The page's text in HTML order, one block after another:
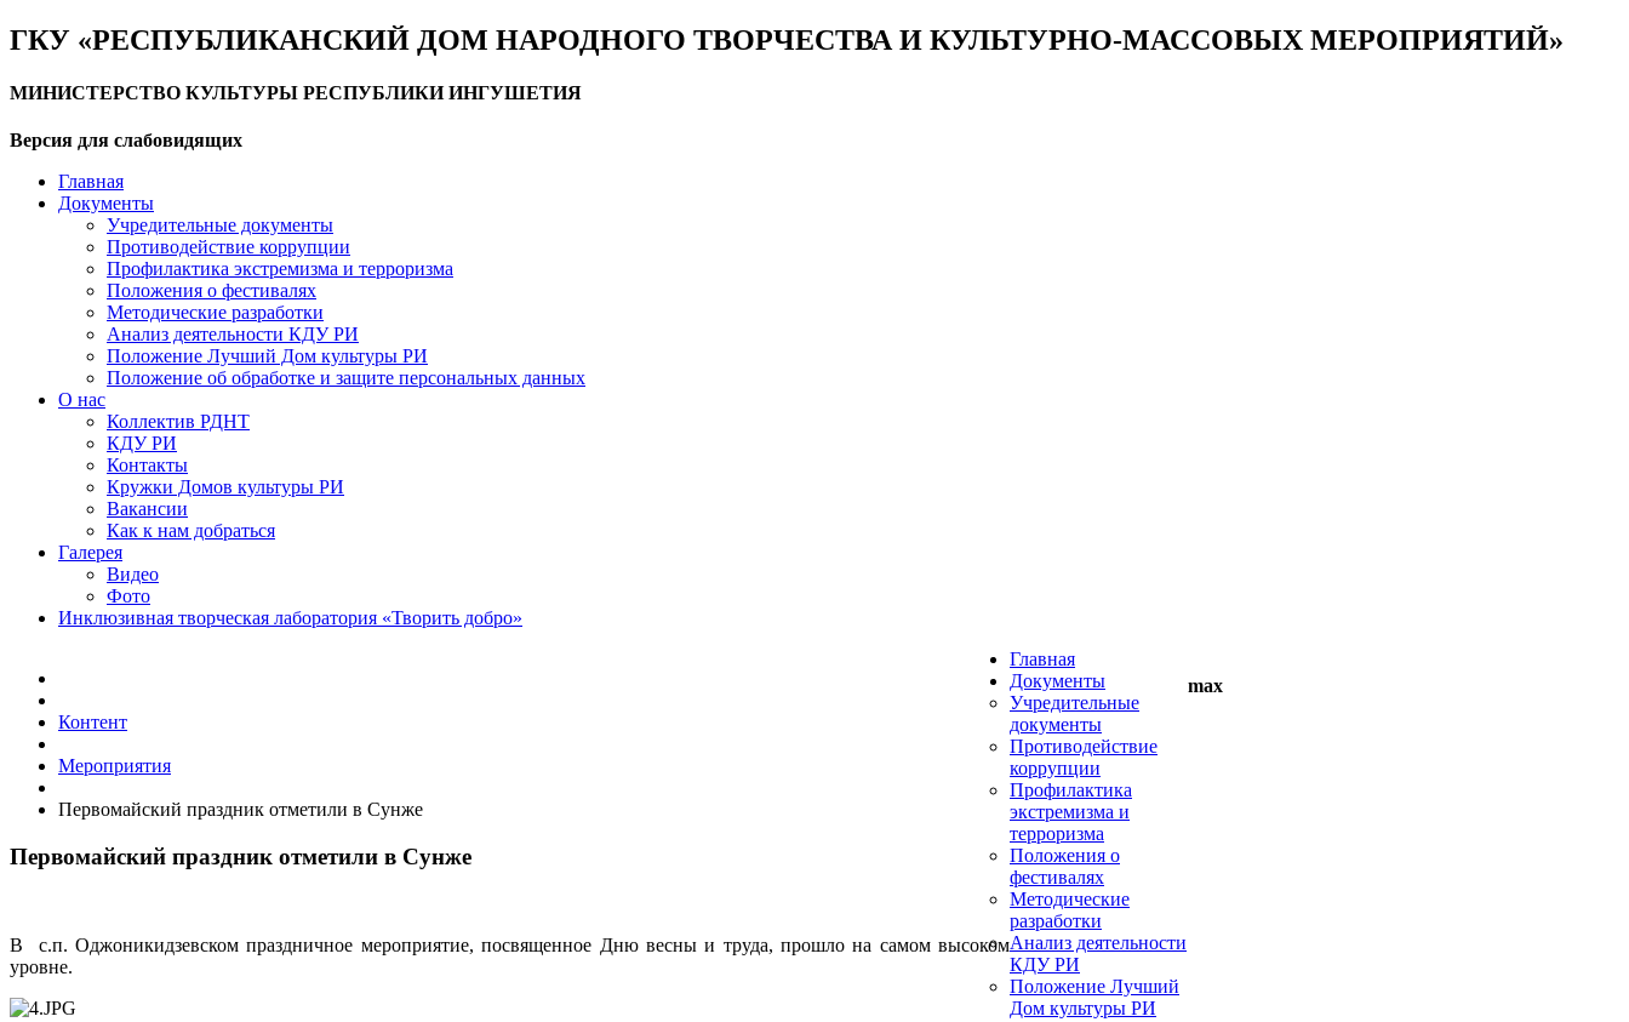
ГКУ «РЕСПУБЛИКАНСКИЙ ДОМ НАРОДНОГО ТВОРЧЕСТВА И КУЛЬТУРНО-МАССОВЫХ МЕРОПРИЯТИЙ»
МИНИСТЕРСТВО КУЛЬТУРЫ РЕСПУБЛИКИ ИНГУШЕТИЯ
Версия для слабовидящих
Главная
Документы
Учредительные документы
Противодействие коррупции
Профилактика экстремизма и терроризма
Положения о фестивалях
Методические разработки
Анализ деятельности КДУ РИ
Положение Лучший Дом культуры РИ
Положение об обработке и защите персональных данных
О нас
Коллектив РДНТ
КДУ РИ
Контакты
Кружки Домов культуры РИ
Вакансии
Как к нам добраться
Галерея
Видео
Фото
Инклюзивная творческая лаборатория «Творить добро»
Контент
Мероприятия
Первомайский праздник отметили в Сунже
Первомайский праздник отметили в Сунже
В с.п. Оджоникидзевском праздничное мероприятие, посвященное Дню весны и труда, прошло на самом высоком
уровне.
max
Главная
Документы
Учредительные
документы
Противодействие
коррупции
Профилактика
экстремизма и
терроризма
Положения о
фестивалях
Методические
разработки
Анализ деятельности
КДУ РИ
Положение Лучший
Дом культуры РИ